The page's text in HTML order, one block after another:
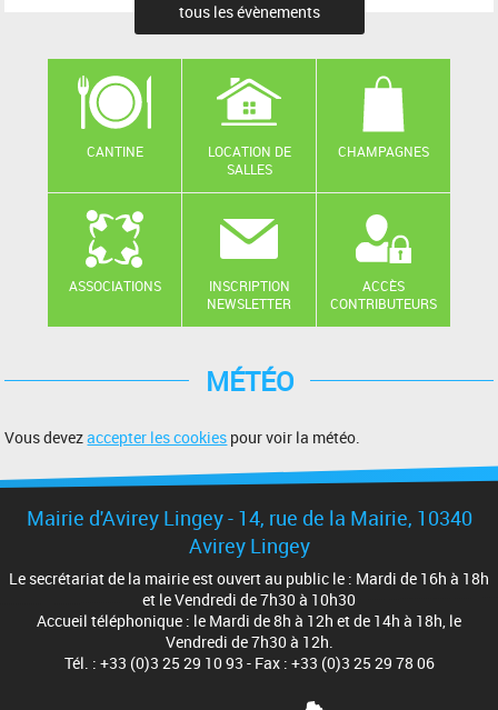
tous les évènements
CANTINE
LOCATION DE
SALLES
CHAMPAGNES
ASSOCIATIONS
INSCRIPTION
NEWSLETTER
ACCÈS
CONTRIBUTEURS
MÉTÉO
Vous devezaccepter les cookies pour voir la météo.
Mairie d'Avirey Lingey - 14, rue de la Mairie, 10340
Avirey Lingey
Le secrétariat de la mairie est ouvert au public le : Mardi de 16h à 18h
et le Vendredi de 7h30 à 10h30
Accueil téléphonique : le Mardi de 8h à 12h et de 14h à 18h, le
Vendredi de 7h30 à 12h.
Tél. : +33 (0)3 25 29 10 93 - Fax : +33 (0)3 25 29 78 06